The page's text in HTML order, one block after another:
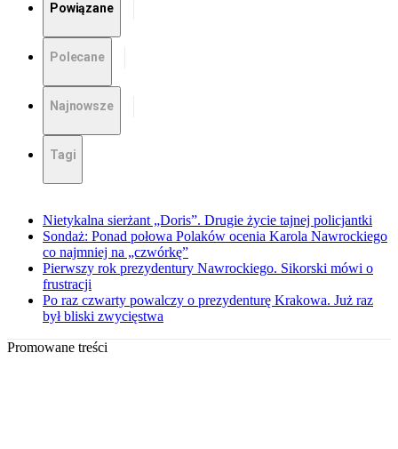
Powiązane
Polecane
Najnowsze
Tagi
Nietykalna sierżant „Doris”. Drugie życie tajnej policjantki
Sondaż: Ponad połowa Polaków ocenia Karola Nawrockiego
co najmniej na „czwórkę”
Pierwszy rok prezydentury Nawrockiego. Sikorski mówi o
frustracji
Po raz czwarty powalczy o prezydenturę Krakowa. Już raz
był bliski zwycięstwa
Promowane treści